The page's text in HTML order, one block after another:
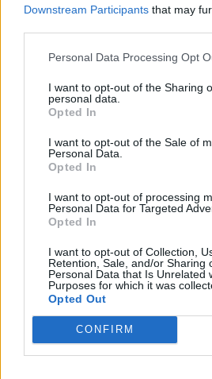
Downstream Participants that may
Personal Data Processing Opt
I want to opt-out of the Sharing
personal data.
Opted In
I want to opt-out of the Sale of
Personal Data.
Opted In
I want to opt-out of processing
Personal Data for Targeted
Opted In
I want to opt-out of Collection,
Retention, Sale, and/or Sharing
Personal Data that Is Unrelated
Purposes for which it was
Opted Out
CONFIRM
22 Μαΐου 2025
Τελευταία Νέα
λέτε σε έναν επισκέπτη
27 Φεβρουαρίου 2026
Πάνω από 100 μωρά έχουν
γεννηθεί μέσω εξωσωματικής,
την υποστήριξη της Be-Live
27 Φεβρουαρίου 2026